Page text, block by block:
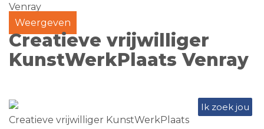
Venray
Weergeven
Creatieve vrijwilliger
KunstWerkPlaats Venray
Ik zoek jou
Creatieve vrijwilliger KunstWerkPlaats